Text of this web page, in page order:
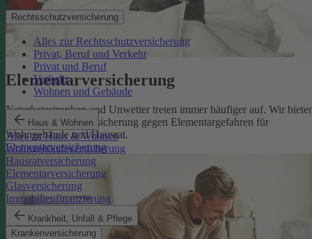
Rechtsschutzversicherung
Alles zur Rechtsschutzversicherung
Privat, Beruf und Verkehr
Privat und Beruf
Verkehr
Wohnen und Gebäude
Haus & Wohnen
Alles zu Haus & Wohnen
Wohngebäudeversicherung
Hausratversicherung
Elementarversicherung
Glasversicherung
Immobilienfinanzierung
Krankheit, Unfall & Pflege
Krankenversicherung
Elementarversicherung
Naturkatastrophen und Unwetter treten immer häufiger auf. Wir
eine zuverlässige Absicherung gegen Elementargefahren für
Wohngebäude und Hausrat.
Elementarversicherung